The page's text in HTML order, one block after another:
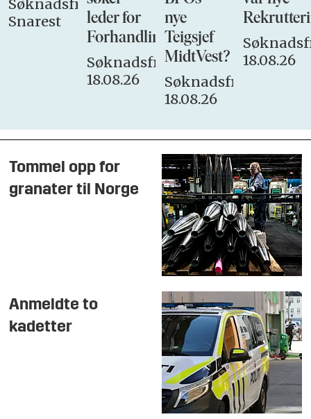
Søknadsfrist:
Snarest
leder for
Forhandlingsutvalget
Søknadsfrist:
18.08.26
nye
Teigsjef
MidtVest?
Søknadsfrist:
18.08.26
18.08.26
Tommel opp for
granater til Norge
Anmeldte to
kadetter